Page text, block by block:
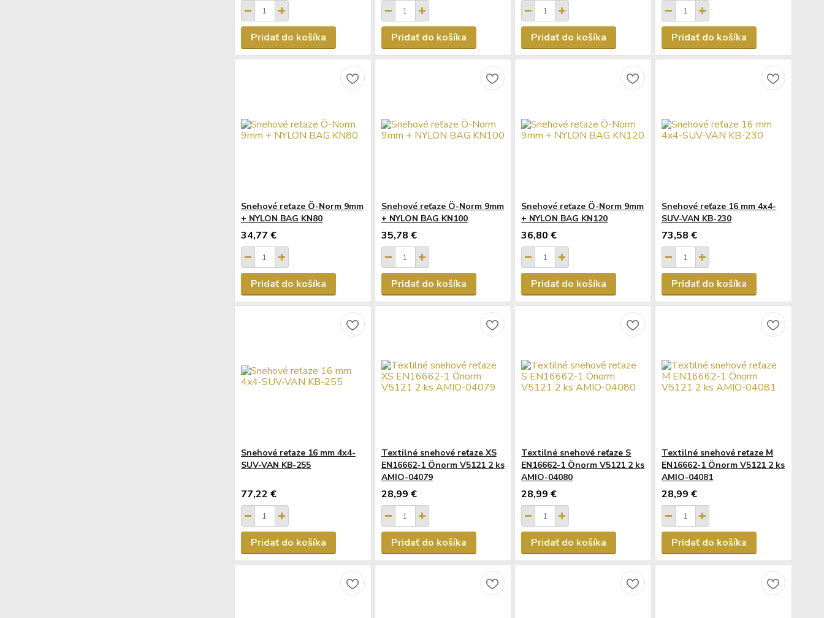
Pridať do košíka Pridať do košíka Pridať do košíka Pridať do košíka
Snehové reťaze Ö-Norm 9mm
+ NYLON BAG KN80
34,77 €
Pridať do košíka
Snehové reťaze Ö-Norm 9mm
+ NYLON BAG KN100
35,78 €
Pridať do košíka
Snehové reťaze Ö-Norm 9mm
+ NYLON BAG KN120
36,80 €
Pridať do košíka
Snehové reťaze 16 mm 4x4-
SUV-VAN KB-230
73,58 €
Pridať do košíka
Snehové reťaze 16 mm 4x4-
SUV-VAN KB-255
77,22 €
Pridať do košíka
Textilné snehové reťaze XS
EN16662-1 Önorm V5121 2 ks
AMIO-04079
28,99 €
Pridať do košíka
Textilné snehové reťaze S
EN16662-1 Önorm V5121 2 ks
AMIO-04080
28,99 €
Pridať do košíka
Textilné snehové reťaze M
EN16662-1 Önorm V5121 2 ks
AMIO-04081
28,99 €
Pridať do košíka